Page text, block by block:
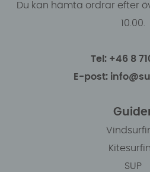
Du kan hämta ordrar efter
10.00.
Tel: +46 8
E-post:
SUP